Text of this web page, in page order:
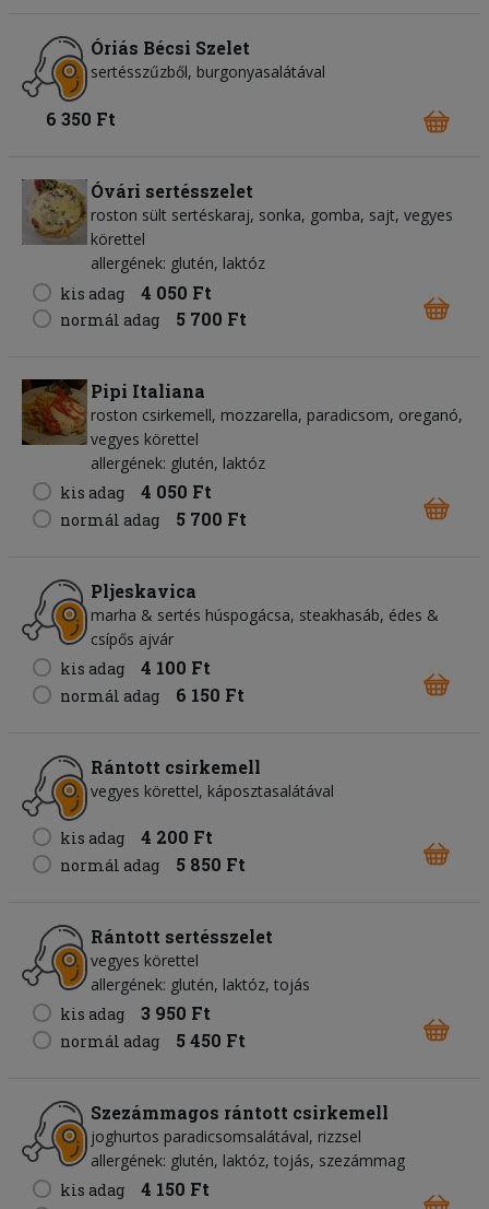
Óriás Bécsi Szelet
sertésszűzből, burgonyasalátával
6 350 Ft
Óvári sertésszelet
roston sült sertéskaraj, sonka, gomba, sajt, vegyes
körettel
allergének: glutén, laktóz
kis adag
4 050 Ft
normál adag 5 700 Ft
Pipi Italiana
roston csirkemell, mozzarella, paradicsom, oreganó,
vegyes körettel
allergének: glutén, laktóz
kis adag
4 050 Ft
normál adag 5 700 Ft
Pljeskavica
marha & sertés húspogácsa, steakhasáb, édes &
csípős ajvár
kis adag
4 100 Ft
normál adag 6 150 Ft
Rántott csirkemell
vegyes körettel, káposztasalátával
kis adag 4 200 Ft
normál adag 5 850 Ft
Rántott sertésszelet
vegyes körettel
allergének: glutén, laktóz, tojás
kis adag
3 950 Ft
normál adag 5 450 Ft
Szezámmagos rántott csirkemell
joghurtos paradicsomsalátával, rizzsel
allergének: glutén, laktóz, tojás, szezámmag
kis adag
4 150 Ft